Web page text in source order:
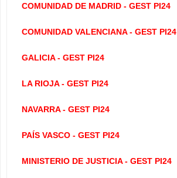
COMUNIDAD DE MADRID - GEST PI24
COMUNIDAD VALENCIANA - GEST PI24
GALICIA - GEST PI24
LA RIOJA - GEST PI24
NAVARRA - GEST PI24
PAÍS VASCO - GEST PI24
MINISTERIO DE JUSTICIA - GEST PI24